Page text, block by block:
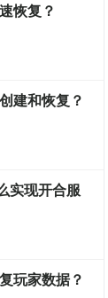
恢复？
建和恢复？
实现开合服
玩家数据？